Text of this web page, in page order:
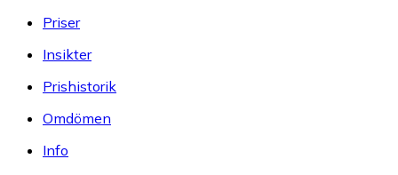
Priser
Insikter
Prishistorik
Omdömen
Info